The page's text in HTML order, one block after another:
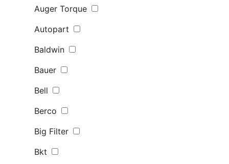
Auger Torque
Autopart
Baldwin
Bauer
Bell
Berco
Big Filter
Bkt